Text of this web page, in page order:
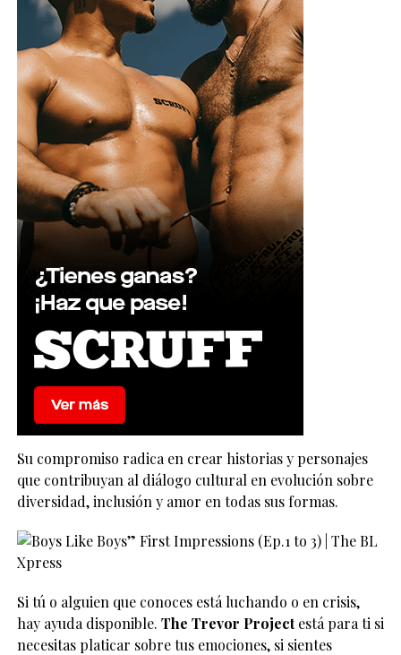
Su compromiso radica en crear historias y personajes
que contribuyan al diálogo cultural en evolución sobre
diversidad, inclusión y amor en todas sus formas.
Si tú o alguien que conoces está luchando o en crisis,
hay ayuda disponible. The Trevor Projectestá para ti si
necesitas platicar sobre tus emociones, si sientes